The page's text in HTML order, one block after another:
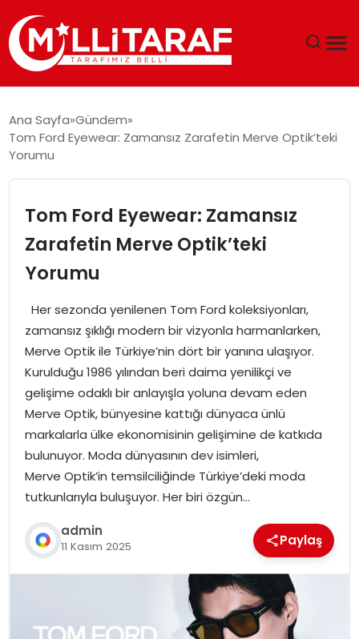
ÖZEL SAYFALAR
SPOR
SIYASET
MAGAZIN
Ana Sayfa Gündem
Tom Ford Eyewear: Zamansız Zarafetin Merve Optik’teki
Yorumu
Tom Ford Eyewear: Zamansız
Zarafetin Merve Optik’teki
Yorumu
Her sezonda yenilenen Tom Ford koleksiyonları,
zamansız şıklığı modern bir vizyonla harmanlarken,
Merve Optik ile Türkiye’nin dört bir yanına ulaşıyor.
Kurulduğu 1986 yılından beri daima yenilikçi ve
gelişime odaklı bir anlayışla yoluna devam eden
Merve Optik, bünyesine kattığı dünyaca ünlü
markalarla ülke ekonomisinin gelişimine de katkıda
bulunuyor. Moda dünyasının dev isimleri,
Merve Optik’in temsilciliğinde Türkiye’deki moda
tutkunlarıyla buluşuyor. Her biri özgün…
admin
11 Kasım 2025 Paylaş